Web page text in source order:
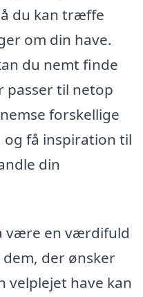
du kan træffe
om din have.
du nemt finde
passer til netop
forskellige
og få inspiration til
din
være en værdifuld
der ønsker
velplejet have kan